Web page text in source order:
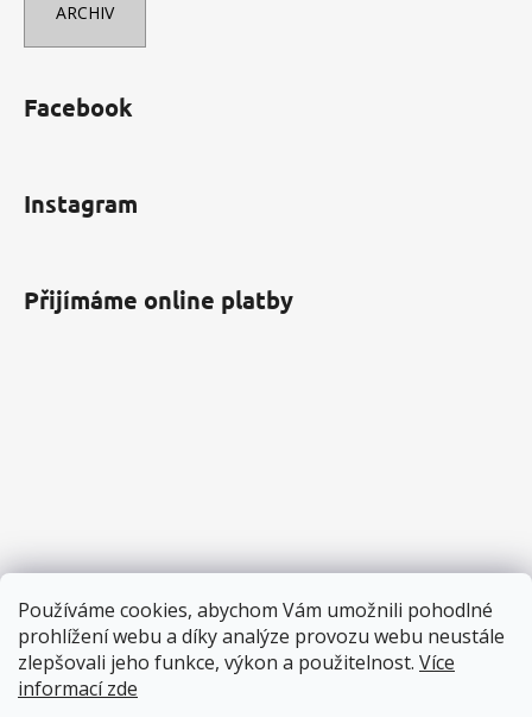
Používáme cookies, abychom Vám umožnili pohodlné
prohlížení webu a díky analýze provozu webu neustále
zlepšovali jeho funkce, výkon a použitelnost. Více
informací zde
ARCHIV
Facebook
Instagram
Přijímáme online platby